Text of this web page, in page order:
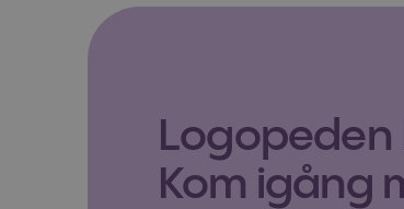
Logopeden
Kom igång